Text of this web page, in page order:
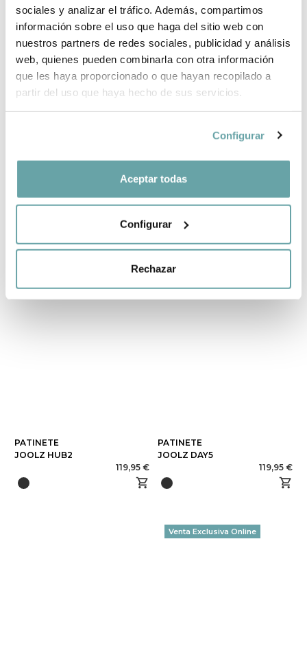
sociales y analizar el tráfico. Además, compartimos
información sobre el uso que haga del sitio web con
nuestros partners de redes sociales, publicidad y análisis
web, quienes pueden combinarla con otra información
que les haya proporcionado o que hayan recopilado a
partir del uso que haya hecho de sus servicios.
Configurar
Aceptar todas
Configurar
Rechazar
89,95 €
PATINETE
Joolz
PATINETE
JOOLZ HUB2
119,95 €
PATINETE
JOOLZ DAY5
119,95 €
Venta Exclusiva Online